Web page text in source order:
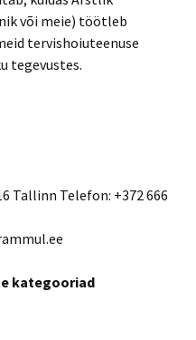
või meie) töötleb
tervishoiuteenuse
tegevustes.
Tallinn Telefon: +372 666
kategooriad